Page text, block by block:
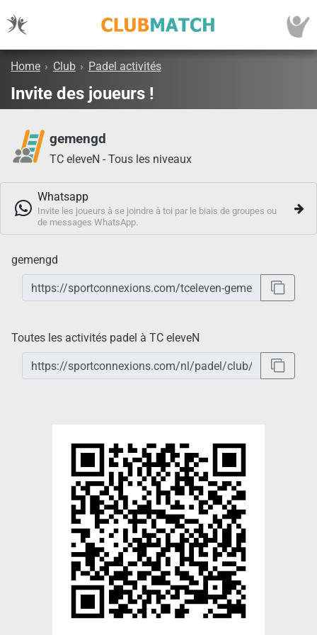
Home › Club › Padel activités
Invite des joueurs !
gemengd
TC eleveN - Tous les niveaux
Whatsapp
Invite les joueurs à se joindre à toi par le biais de groupes ou
de messages WhatsApp.
gemengd
Toutes les activités padel à TC eleveN